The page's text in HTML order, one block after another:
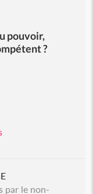
pouvoir,
?
par le non-